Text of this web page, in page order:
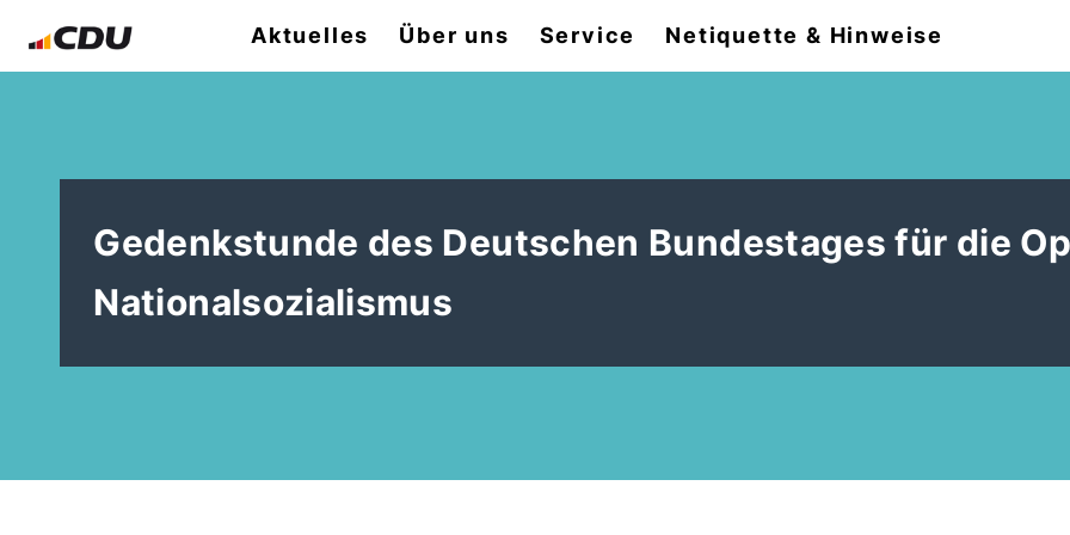
Aktuelles Über uns Service Netiquette & Hinweise
Gedenkstunde des Deutschen Bundestages für die
Nationalsozialismus